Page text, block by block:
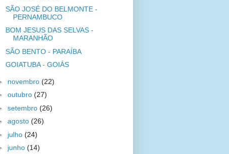
SÃO JOSÉ DO BELMONTE -
PERNAMBUCO
BOM JESUS DAS SELVAS -
MARANHÃO
SÃO BENTO - PARAÍBA
GOIATUBA - GOIÁS
novembro (22)
outubro (27)
setembro (26)
agosto (26)
julho (24)
junho (14)